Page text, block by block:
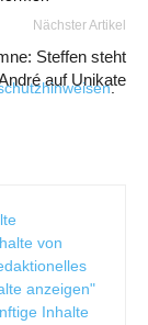
.
Nächster Artikel
Steffen steht
auf Unikate
von
anzeigen"
Inhalte